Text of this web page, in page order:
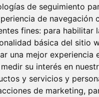
de seguimiento
de navegación
fines: para habilitar
básica del sitio
una mejor experiencia
medir su interés en
y servicios y
de marketing,